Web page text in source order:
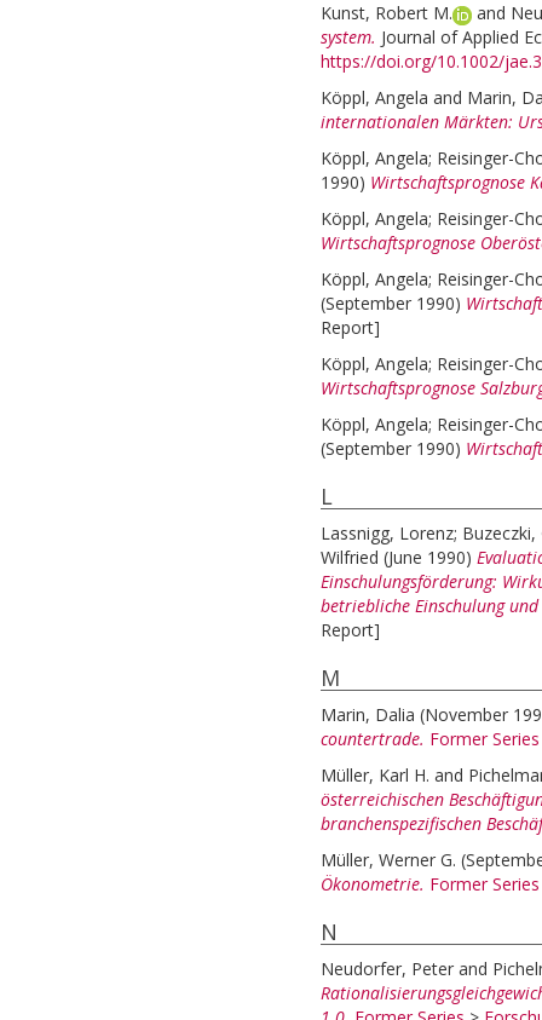
Kunst, Robert M.
and
system. Journal of Applied
https://doi.org/10.1002/
Köppl, Angela and Marin,
internationalen Märkten:
Köppl, Angela; Reisinger-
1990) Wirtschaftsprognose
Köppl, Angela; Reisinger-
Wirtschaftsprognose
Köppl, Angela; Reisinger-
(September 1990)
Report]
Köppl, Angela; Reisinger-
Wirtschaftsprognose
Köppl, Angela; Reisinger-
(September 1990)
L
Lassnigg, Lorenz; Buzeczki,
Wilfried (June 1990)
Einschulungsförderung:
betriebliche Einschulung
Report]
M
Marin, Dalia (November
countertrade. Former Series
Müller, Karl H. and
österreichischen
branchenspezifischen
Müller, Werner G.
Ökonometrie. Former Series
N
Neudorfer, Peter and